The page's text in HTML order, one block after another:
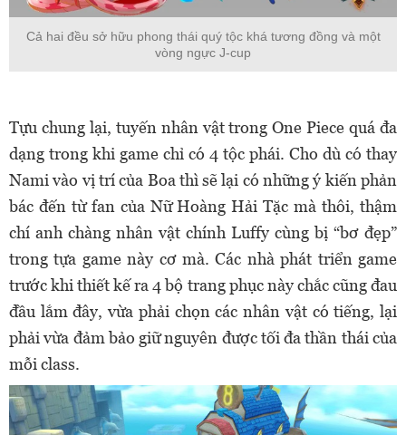
Cả hai đều sở hữu phong thái quý tộc khá tương đồng và một
vòng ngực J-cup
Tựu chung lại, tuyến nhân vật trong One Piece quá đa
dạng trong khi game chỉ có 4 tộc phái. Cho dù có thay
Nami vào vị trí của Boa thì sẽ lại có những ý kiến phản
bác đến từ fan của Nữ Hoàng Hải Tặc mà thôi, thậm
chí anh chàng nhân vật chính Luffy cùng bị “bơ đẹp”
trong tựa game này cơ mà. Các nhà phát triển game
trước khi thiết kế ra 4 bộ trang phục này chắc cũng đau
đầu lắm đây, vừa phải chọn các nhân vật có tiếng, lại
phải vừa đảm bảo giữ nguyên được tối đa thần thái của
mỗi class.